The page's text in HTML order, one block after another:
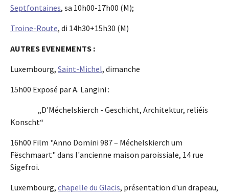
Septfontaines, sa 10h00-17h00 (M);
Troine-Route, di 14h30+15h30 (M)
AUTRES EVENEMENTS :
Luxembourg, Saint-Michel, dimanche
15h00 Exposé par A. Langini :
„D'Méchelskierch - Geschicht, Architektur, reliéis
Konscht“
16h00 Film "Anno Domini 987 – Méchelskierch um
Fëschmaart" dans l'ancienne maison paroissiale, 14 rue
Sigefroi.
Luxembourg, chapelle du Glacis, présentation d'un drapeau,